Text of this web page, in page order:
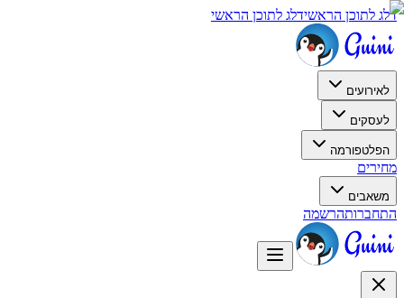
דלג לתוכן הראשידלג לתוכן הראשי
לאירועים
לעסקים
הפלטפורמה
מחירים
משאבים
התחברותהרשמה